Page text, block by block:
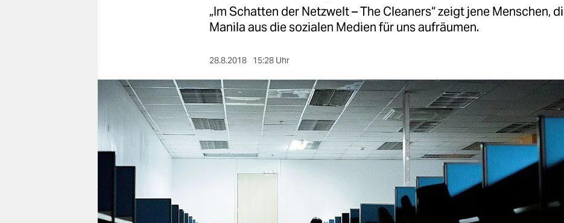
berlin
nord
wahrheit
verlag
verlag
„Im Schatten der Netzwelt – The Cleaners“ zeigt jene Menschen,
Manila aus die sozialen Medien für uns aufräumen.
28.8.2018 15:28 Uhr